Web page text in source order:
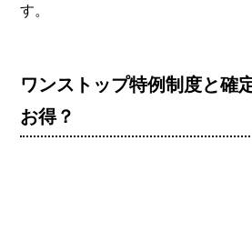
す。
ワンストップ特例制度と確
お得？